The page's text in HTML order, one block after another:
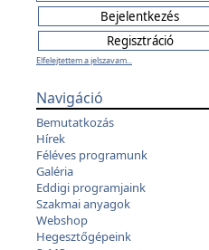
Elfelejtettem a jelszavam...
Navigáció
Bemutatkozás
Hírek
Féléves programunk
Galéria
Eddigi programjaink
Szakmai anyagok
Webshop
Hegesztőgépeink